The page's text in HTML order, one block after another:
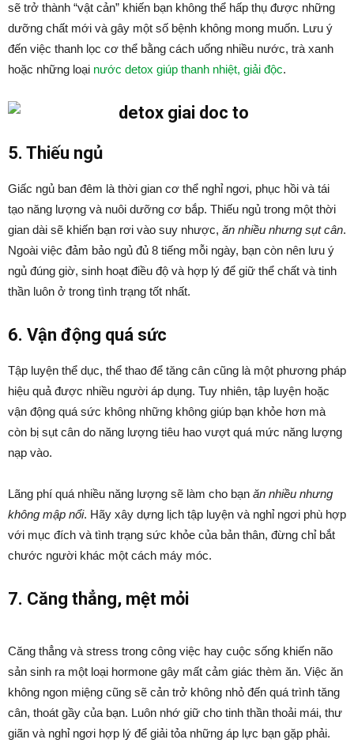
sẽ trở thành “vật cản” khiến bạn không thể hấp thụ được những
dưỡng chất mới và gây một số bệnh không mong muốn. Lưu ý
đến việc thanh lọc cơ thể bằng cách uống nhiều nước, trà xanh
hoặc những loại nước detox giúp thanh nhiệt, giải độc.
5. Thiếu ngủ
Giấc ngủ ban đêm là thời gian cơ thể nghỉ ngơi, phục hồi và tái
tạo năng lượng và nuôi dưỡng cơ bắp. Thiếu ngủ trong một thời
gian dài sẽ khiến bạn rơi vào suy nhược, ăn nhiều nhưng sụt cân.
Ngoài việc đảm bảo ngủ đủ 8 tiếng mỗi ngày, bạn còn nên lưu ý
ngủ đúng giờ, sinh hoạt điều độ và hợp lý để giữ thể chất và tinh
thần luôn ở trong tình trạng tốt nhất.
6. Vận động quá sức
Tập luyện thể dục, thể thao để tăng cân cũng là một phương pháp
hiệu quả được nhiều người áp dụng. Tuy nhiên, tập luyện hoặc
vận động quá sức không những không giúp bạn khỏe hơn mà
còn bị sụt cân do năng lượng tiêu hao vượt quá mức năng lượng
nạp vào.
Lãng phí quá nhiều năng lượng sẽ làm cho bạn ăn nhiều nhưng
không mập nổi. Hãy xây dựng lịch tập luyện và nghỉ ngơi phù hợp
với mục đích và tình trạng sức khỏe của bản thân, đừng chỉ bắt
chước người khác một cách máy móc.
7. Căng thẳng, mệt mỏi
Căng thẳng và stress trong công việc hay cuộc sống khiến não
sản sinh ra một loại hormone gây mất cảm giác thèm ăn. Việc ăn
không ngon miệng cũng sẽ cản trở không nhỏ đến quá trình tăng
cân, thoát gầy của bạn. Luôn nhớ giữ cho tinh thần thoải mái, thư
giãn và nghỉ ngơi hợp lý để giải tỏa những áp lực bạn gặp phải.